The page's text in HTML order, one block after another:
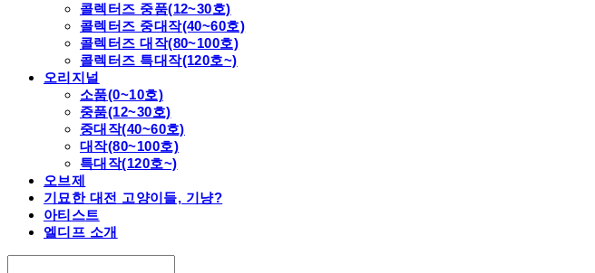
콜렉터즈 중품(12~30호)
콜렉터즈 중대작(40~60호)
콜렉터즈 대작(80~100호)
콜렉터즈 특대작(120호~)
오리지널
소품(0~10호)
중품(12~30호)
중대작(40~60호)
대작(80~100호)
특대작(120호~)
오브제
기묘한 대전 고양이들, 기냥?
아티스트
엘디프 소개